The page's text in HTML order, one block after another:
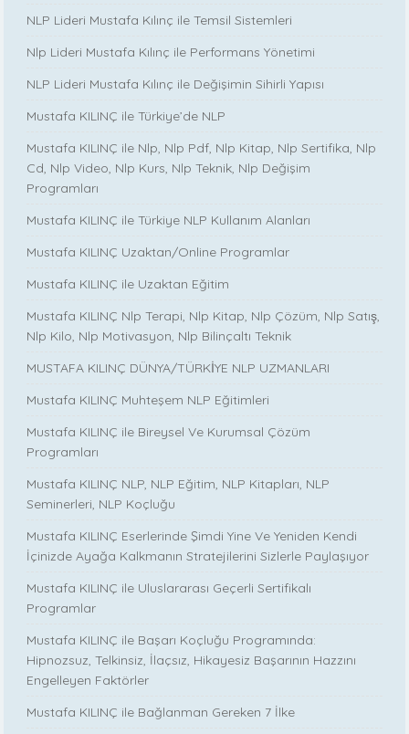
NLP Lideri Mustafa Kılınç ile Temsil Sistemleri
Nlp Lideri Mustafa Kılınç ile Performans Yönetimi
NLP Lideri Mustafa Kılınç ile Değişimin Sihirli Yapısı
Mustafa KILINÇ ile Türkiye’de NLP
Mustafa KILINÇ ile Nlp, Nlp Pdf, Nlp Kitap, Nlp Sertifika, Nlp
Cd, Nlp Video, Nlp Kurs, Nlp Teknik, Nlp Değişim
Programları
Mustafa KILINÇ ile Türkiye NLP Kullanım Alanları
Mustafa KILINÇ Uzaktan/Online Programlar
Mustafa KILINÇ ile Uzaktan Eğitim
Mustafa KILINÇ Nlp Terapi, Nlp Kitap, Nlp Çözüm, Nlp Satış,
Nlp Kilo, Nlp Motivasyon, Nlp Bilinçaltı Teknik
MUSTAFA KILINÇ DÜNYA/TÜRKİYE NLP UZMANLARI
Mustafa KILINÇ Muhteşem NLP Eğitimleri
Mustafa KILINÇ ile Bireysel Ve Kurumsal Çözüm
Programları
Mustafa KILINÇ NLP, NLP Eğitim, NLP Kitapları, NLP
Seminerleri, NLP Koçluğu
Mustafa KILINÇ Eserlerinde Şimdi Yine Ve Yeniden Kendi
İçinizde Ayağa Kalkmanın Stratejilerini Sizlerle Paylaşıyor
Mustafa KILINÇ ile Uluslararası Geçerli Sertifikalı
Programlar
Mustafa KILINÇ ile Başarı Koçluğu Programında:
Hipnozsuz, Telkinsiz, İlaçsız, Hikayesiz Başarının Hazzını
Engelleyen Faktörler
Mustafa KILINÇ ile Bağlanman Gereken 7 İlke